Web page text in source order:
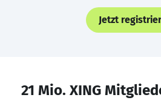
Jetzt
21 Mio. XING